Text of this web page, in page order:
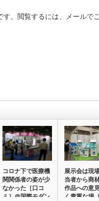
す。閲覧するには、メールで
コロナ下で医療機
関関係者の姿が少
なかった［口コ
ミ］＠国際モダン
展示会は現
当者から商
作品への意
く貴重な場